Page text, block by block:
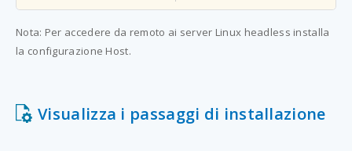
Nota: Per accedere da remoto ai server Linux headless installa
la configurazione Host.
Visualizza i passaggi di installazione